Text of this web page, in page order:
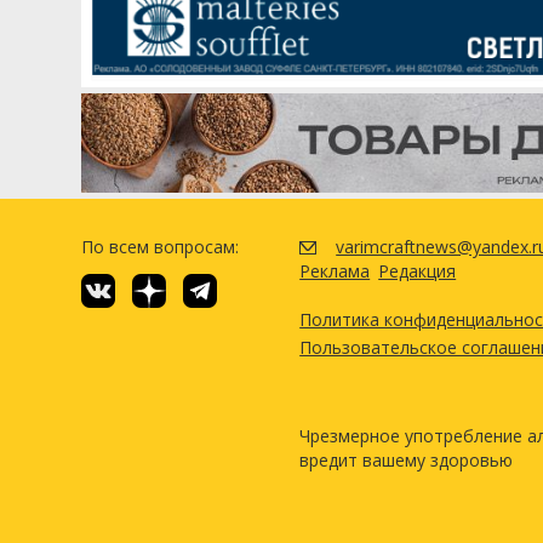
Хмель
Хеллертау Нортен Бревер
Саммит (Summit)
Дрожжи
SafBrew Specialty Ale (DCL/
Посмотреть рецепт
По всем вопросам:
Реклама Редакция
Политика
Пользовательское
Чрезмерное употребление
вредит вашему здоровью